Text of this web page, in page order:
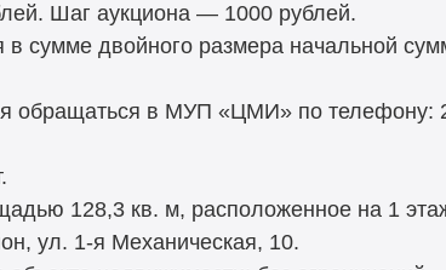
Шаг аукциона — 1000 рублей.
в сумме двойного размера начальной
обращаться в МУП «ЦМИ» по телефону:
128,3 кв. м, расположенное на 1
ул. 1-я Механическая, 10.